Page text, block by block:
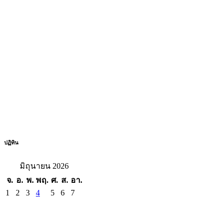
ปฏิทิน
มิถุนายน 2026
จ. อ. พ. พฤ. ศ. ส. อา.
1
2 3 4 5 6
7